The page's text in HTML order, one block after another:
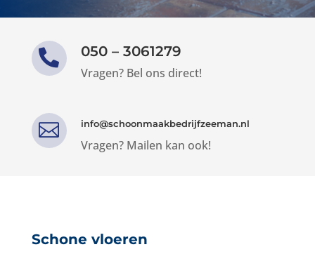
 050 – 3061279
Vragen? Bel ons direct!
 info@schoonmaakbedrijfzeeman.nl
Vragen? Mailen kan ook!
Schone vloeren